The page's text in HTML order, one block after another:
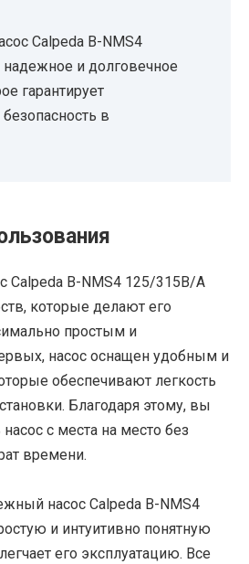
Calpeda B-NMS4
и долговечное
гарантирует
в
Calpeda B-NMS4 125/315B/A
которые делают его
простым и
насос оснащен удобным и
обеспечивают легкость
Благодаря этому, вы
с места на место без
времени.
насос Calpeda B-NMS4
и интуитивно понятную
его эксплуатацию. Все